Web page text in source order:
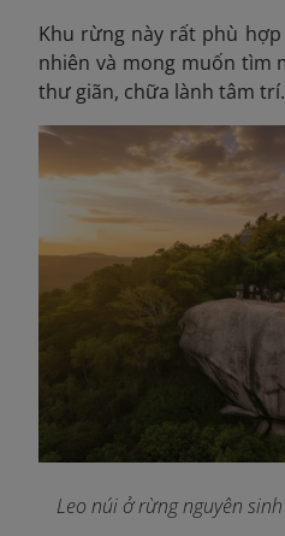
Khu rừng này rất phù
nhiên và mong muốn tìm
thư giãn, chữa lành tâm trí.
Leo núi ở rừng nguyên